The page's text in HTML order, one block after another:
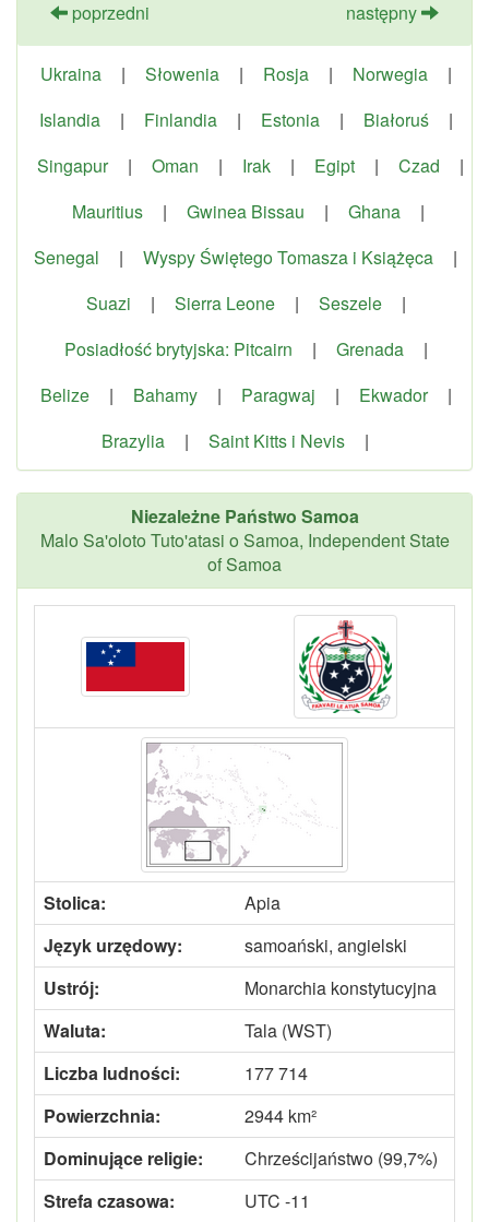
poprzedni następny
Ukraina | Słowenia | Rosja | Norwegia
|
Islandia
| Finlandia | Estonia | Białoruś
|
Singapur
| Oman | Irak | Egipt | Czad
|
Mauritius
| Gwinea Bissau | Ghana
|
Senegal
| Wyspy Świętego Tomasza i Książęca
|
Suazi
| Sierra Leone | Seszele
|
Posiadłość brytyjska: Pitcairn
| Grenada
|
Belize
| Bahamy | Paragwaj | Ekwador
|
Brazylia
| Saint Kitts i Nevis |
Niezależne Państwo Samoa
Malo Sa'oloto Tuto'atasi o Samoa, Independent State
of Samoa
Stolica:
Apia
Język urzędowy:
samoański, angielski
Ustrój:
Monarchia konstytucyjna
Waluta:
Tala (WST)
Liczba ludności:
177 714
Powierzchnia:
2944 km²
Dominujące religie:
Chrześcijaństwo (99,7%)
Strefa czasowa:
UTC -11